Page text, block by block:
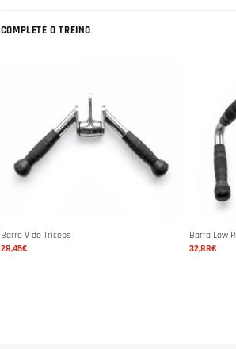
COMPLETE O TREINO
Barra V de Triceps
28,45€
Barra Low
32,88€